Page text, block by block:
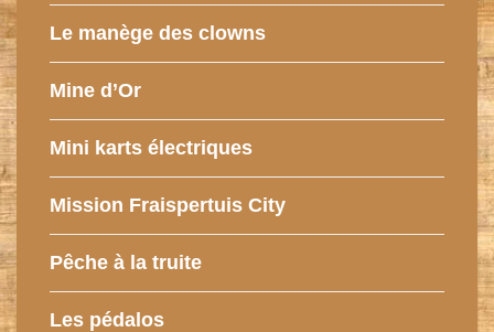
Le manège des clowns
Mine d’Or
Mini karts électriques
Mission Fraispertuis City
Pêche à la truite
Les pédalos